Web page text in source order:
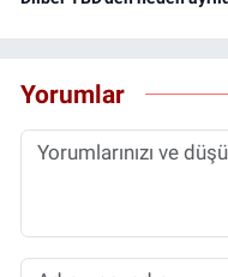
Yorumlar